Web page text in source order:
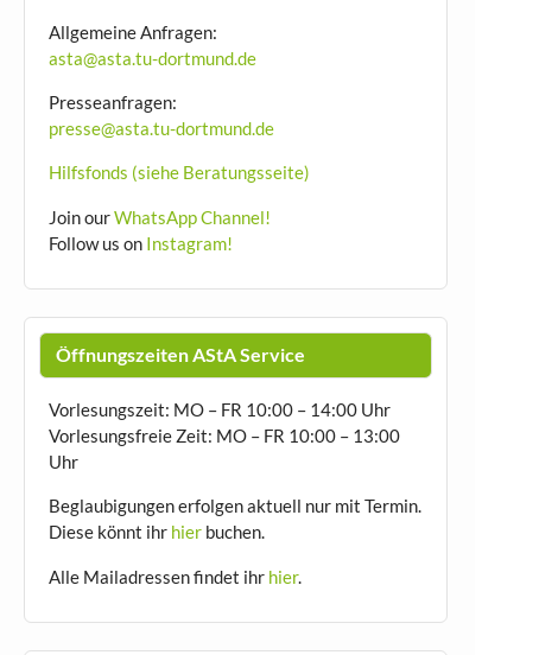
Allgemeine Anfragen:
asta@asta.tu-dortmund.de
Presseanfragen:
presse@asta.tu-dortmund.de
Hilfsfonds (siehe Beratungsseite)
Join ourWhatsApp Channel!
Follow us on Instagram!
Öffnungszeiten AStA Service
Vorlesungszeit: MO – FR 10:00 – 14:00 Uhr
Vorlesungsfreie Zeit: MO – FR 10:00 – 13:00
Uhr
Beglaubigungen erfolgen aktuell nur mit Termin.
Diese könnt ihr hierbuchen.
Alle Mailadressen findet ihr hier.